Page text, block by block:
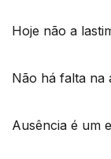
Hoje não a
Não há falta na
Ausência é um